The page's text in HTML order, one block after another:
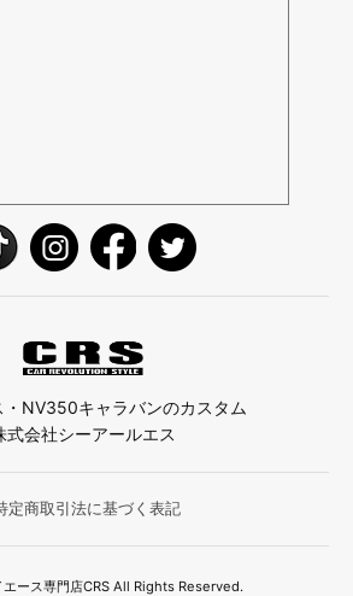
・NV350キャラバンのカスタム
式会社シーアールエス
定商取引法に基づく表記
ース専門店CRS All Rights Reserved.